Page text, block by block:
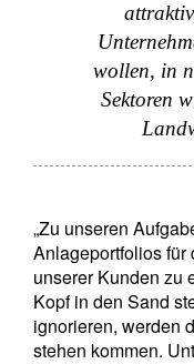
wollen, in
Sektoren
„Zu unseren
Anlageportfolios
unserer Kunden zu
Kopf in den Sand
ignorieren, werden
stehen kommen.
I'm not an US
Ihre